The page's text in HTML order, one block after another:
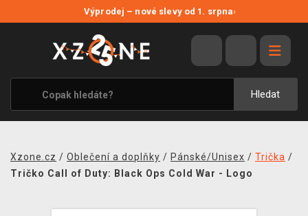
Výprodej – nové slevy od 1. srpna›
Hledat
VÝPRODEJ
VIDEOHRY
XZONE ORIGINALS
TÉMATIKY
MERCHANDISE
Xzone.cz / Oblečení a doplňky / Pánské/Unisex / Trička /
Tričko Call of Duty: Black Ops Cold War - Logo